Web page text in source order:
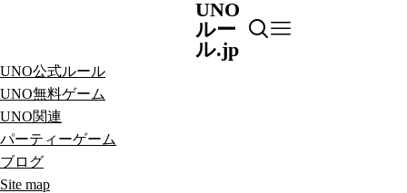
UNO
ルー
ル.jp
UNO公式ルール
UNO無料ゲーム
UNO関連
パーティーゲーム
ブログ
Site map